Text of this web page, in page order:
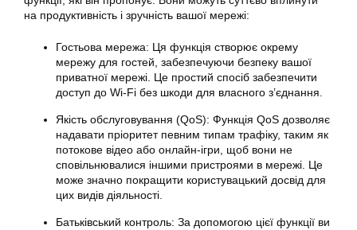
на продуктивність і зручність вашої мережі:
Гостьова мережа: Ця функція створює окрему
мережу для гостей, забезпечуючи безпеку вашої
приватної мережі. Це простий спосіб забезпечити
доступ до Wi-Fi без шкоди для власного з’єднання.
Якість обслуговування (QoS): Функція QoS дозволяє
надавати пріоритет певним типам трафіку, таким як
потокове відео або онлайн-ігри, щоб вони не
сповільнювалися іншими пристроями в мережі. Це
може значно покращити користувацький досвід для
цих видів діяльності.
Батьківський контроль: За допомогою цієї функції ви